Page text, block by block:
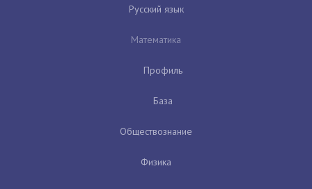
Русский язык
Математика
Профиль
База
Обществознание
Физика